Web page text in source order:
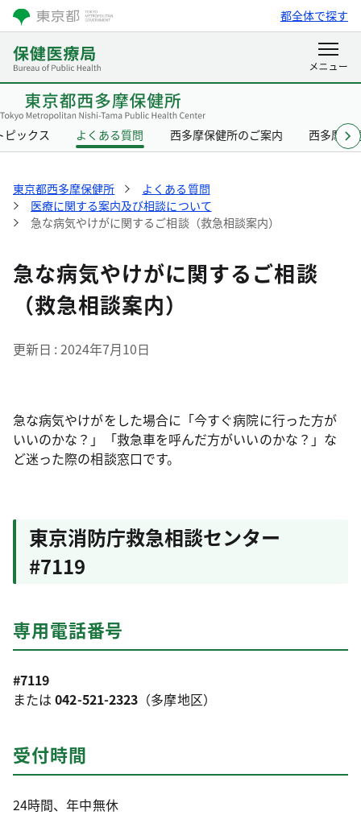
都全体で探す
ピックス よくある質問 西多摩保健所のご案内 西多摩保
東京都西多摩保健所
よくある質問
医療に関する案内及び相談について
急な病気やけがに関するご相談（救急相談案内）
急な病気やけがに関するご相談
（救急相談案内）
更新日 2024年7月10日
急な病気やけがをした場合に「今すぐ病院に行った方が
いいのかな？」「救急車を呼んだ方がいいのかな？」な
ど迷った際の相談窓口です。
東京消防庁救急相談センター
#7119
専用電話番号
#7119
または042-521-2323 （多摩地区）
受付時間
24時間、年中無休